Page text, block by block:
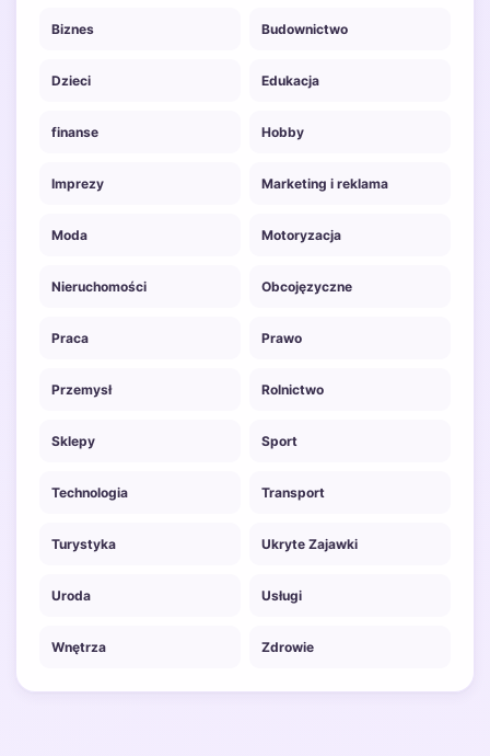
Biznes Budownictwo
Dzieci Edukacja
finanse Hobby
Imprezy Marketing i reklama
Moda Motoryzacja
Nieruchomości Obcojęzyczne
Praca Prawo
Przemysł Rolnictwo
Sklepy Sport
Technologia Transport
Turystyka Ukryte Zajawki
Uroda Usługi
Wnętrza Zdrowie